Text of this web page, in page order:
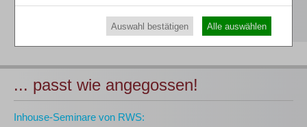
Teilnahmebescheinigungen gemäßGOI, § 15 FAO und
... passt wie angegossen!
Inhouse-Seminare von RWS:
Auswahl bestätigen Alle auswählen